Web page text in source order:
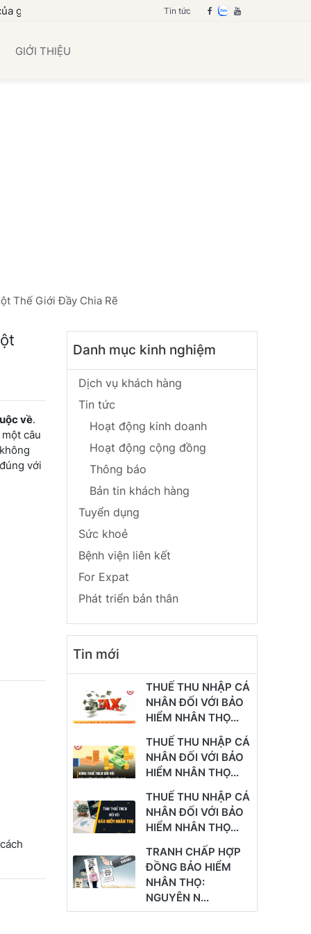
bạn Tin tức
GIỚI THIỆU
Thế Giới Đầy Chia Rẽ
về.
câu
với
Danh mục kinh nghiệm
Dịch vụ khách hàng
Tin tức
Hoạt động kinh doanh
Hoạt động cộng đồng
Thông báo
Bản tin khách hàng
Tuyển dụng
Sức khoẻ
Bệnh viện liên kết
For Expat
Phát triển bản thân
Tin mới
THUẾ THU NHẬP CÁ
NHÂN ĐỐI VỚI BẢO
HIỂM NHÂN THỌ...
THUẾ THU NHẬP CÁ
NHÂN ĐỐI VỚI BẢO
HIỂM NHÂN THỌ...
THUẾ THU NHẬP CÁ
NHÂN ĐỐI VỚI BẢO
HIỂM NHÂN THỌ...
TRANH CHẤP HỢP
ĐỒNG BẢO HIỂM
NHÂN THỌ:
NGUYÊN N...